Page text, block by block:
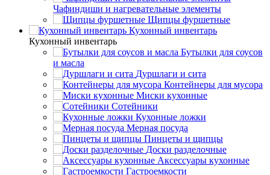
Чафиндиши и нагревательные элементы
Щипцы фуршетные
Кухонный инвентарь
Кухонный инвентарь
Бутылки для соусов
и масла
Дуршлаги и сита
Контейнеры для мусора
Миски кухонные
Сотейники
Кухонные ложки
Мерная посуда
Пинцеты и щипцы
Доски разделочные
Аксессуары кухонные
Гастроемкости